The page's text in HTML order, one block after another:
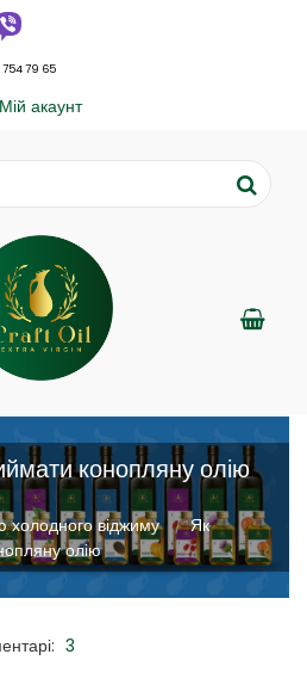
754 79 65
Мій акаунт
конопляну олію
холодного віджиму // Як
олію
3